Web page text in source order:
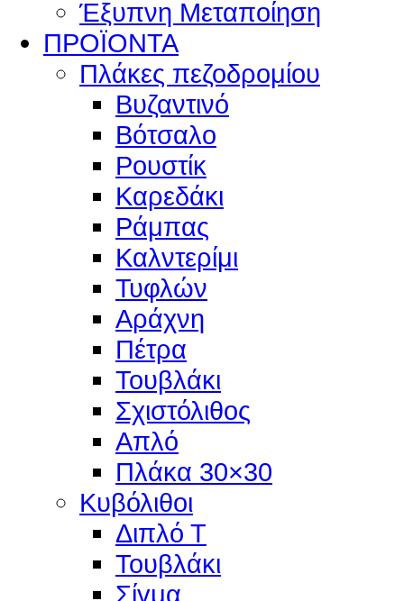
Έξυπνη Μεταποίηση
ΠΡΟΪΟΝΤΑ
Πλάκες πεζοδρομίου
Βυζαντινό
Βότσαλο
Ρουστίκ
Καρεδάκι
Ράμπας
Καλντερίμι
Τυφλών
Αράχνη
Πέτρα
Τουβλάκι
Σχιστόλιθος
Απλό
Πλάκα 30×30
Κυβόλιθοι
Διπλό Τ
Τουβλάκι
Σίγμα